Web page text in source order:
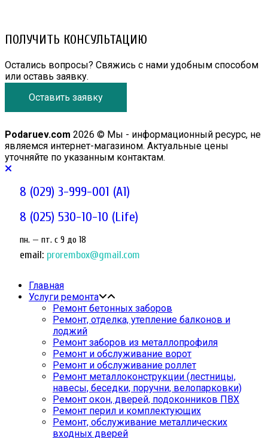
ПОЛУЧИТЬ КОНСУЛЬТАЦИЮ
Остались вопросы? Свяжись с нами удобным способом
или оставь заявку.
Оставить заявку
Podaruev.com 2026 © Мы - информационный ресурс, не
являемся интернет-магазином. Актуальные цены
уточняйте по указанным контактам.
8 (029) 3-999-001 (A1)
8 (025) 530-10-10 (Life)
пн. — пт. c 9 до 18
email: prorembox@gmail.com
Главная
Услуги ремонта
Ремонт бетонных заборов
Ремонт, отделка, утепление балконов и
лоджий
Ремонт заборов из металлопрофиля
Ремонт и обслуживание ворот
Ремонт и обслуживание роллет
Ремонт металлоконструкции (лестницы,
навесы, беседки, поручни, велопарковки)
Ремонт окон, дверей, подоконников ПВХ
Ремонт перил и комплектующих
Ремонт, обслуживание металлических
входных дверей